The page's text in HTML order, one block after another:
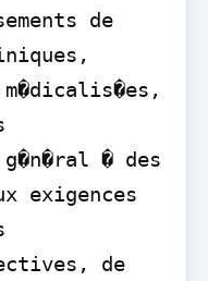
de
� des
exigences
de